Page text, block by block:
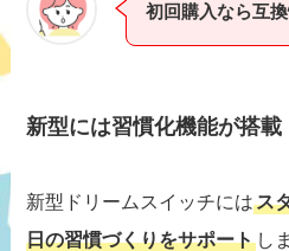
初回購入なら互
新型には習慣化機能が搭載
新型ドリームスイッチにはス
日の習慣づくりをサポート し